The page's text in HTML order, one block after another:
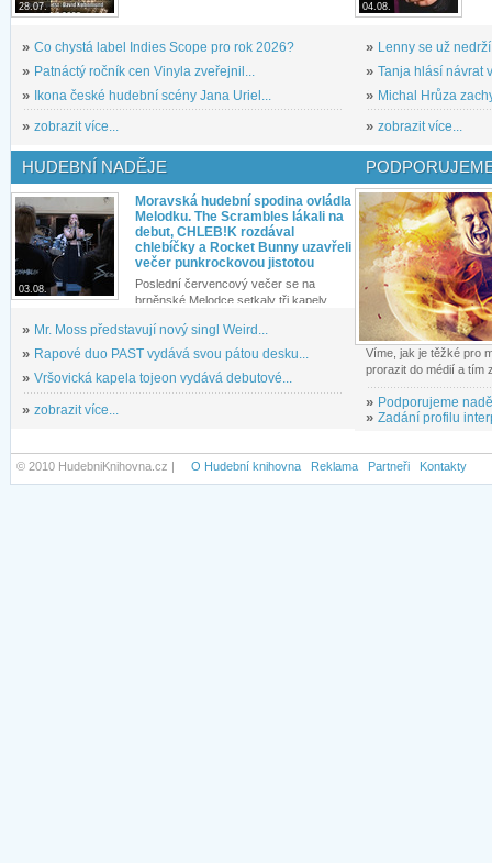
28.07.
» Co chystá label Indies Scope pro rok 2026?
» Patnáctý ročník cen Vinyla zveřejnil...
»
Ikona české hudební scény Jana Uriel...
» zobrazit více...
04.08.
» Lenny se už
» Tanja hlásí návrat
» Michal Hrůza
» zobrazit více...
HUDEBNÍ NADĚJE
03.08.
Moravská hudební spodina ovládla
Melodku. The Scrambles lákali na
debut, CHLEB!K rozdával
chlebíčky a Rocket Bunny uzavřeli
večer punkrockovou jistotou
Poslední červencový večer se na
brněnské Melodce setkaly tři kapely...
» Mr. Moss představují nový singl Weird...
» Rapové duo PAST vydává svou pátou desku...
» Vršovická kapela tojeon vydává debutové...
» zobrazit více...
Víme, jak je těžké pro
prorazit do médií a tím
» Podporujeme
» Zadání profilu
© 2010 HudebniKnihovna.cz | O Hudební knihovna Reklama Partneři Kontakty